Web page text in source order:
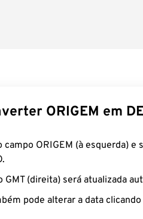
ORIGEM em
campo ORIGEM (à esquerda)
GMT (direita) será atualizada
pode alterar a data